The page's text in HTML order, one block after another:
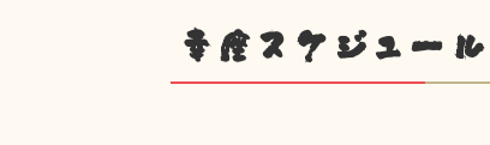
幸座スケジュール